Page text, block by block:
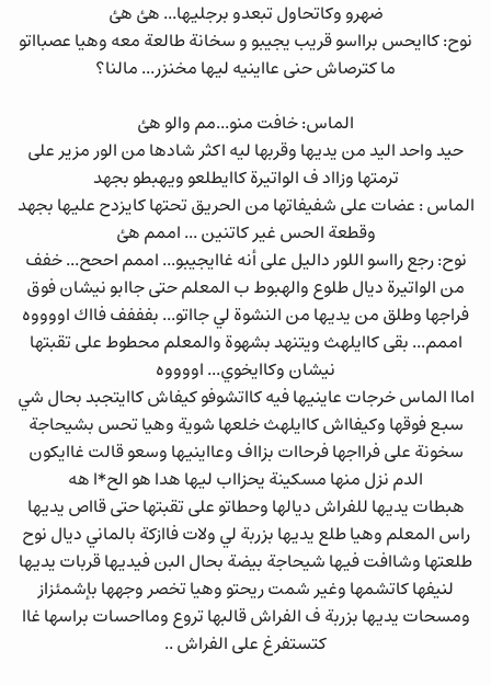
ضهرو وكاتحاول تبعدو برجليها... هئ هئ
نوح: كاايحس برااسو قريب يجيبو و سخانة طالعة معه وهيا عصبااتو
ما كترصاش حنى عااينيه ليها مخنزر... مالنا؟
الماس: خافت منو...مم والو هئ
حيد واحد اليد من يديها وقربها ليه اكثر شادها من الور مزير على
ترمتها وزااد ف الواتيرة كاايطلعو ويهبطو بجهد
الماس : عضات على شفيفاتها من الحريق تحتها كايزدح عليها بجهد
وقطعة الحس غير كاتنين ... اممم هئ
نوح: رجع رااسو اللور داليل على أنه غاايجيبو... اممم اححح... خفف
من الواتيرة ديال طلوع والهبوط ب المعلم حتى جاابو نيشان فوق
فراجها وطلق من يديها من النشوة لي جااتو... بفففف فااك اووووه
اممم... بقى كاايلهث ويتنهد بشهوة والمعلم محطوط على تقبتها
نيشان وكاايخوي... اووووه
اماا الماس خرجات عاينيها فيه كااتشوفو كيفاش كاايتجبد بحال شي
سبع فوقها وكيفااش كاايلهث خلعها شوية وهيا تحس بشيحاجة
سخونة على فرااجها فرحاات بزااف وعااينيها وسعو قالت غاايكون
الدم نزل منها مسكينة يحزااب ليها هدا هو الح*ا هه
هبطات يديها للفراش ديالها وحطاتو على تقبتها حتى قااص يديها
راس المعلم وهيا طلع يديها بزربة لي ولات فاازكة بالماني ديال نوح
طلعتها وشاافت فيها شيحاجة بيضة بحال البن فيديها قربات يديها
لنيفها كاتشمها وغير شمت ريحتو وهيا تخصر وجهها بإشمئزاز
ومسحات يديها بزربة ف الفراش قالبها تروع ومااحسات براسها غاا
كتستفرغ على الفراش ..